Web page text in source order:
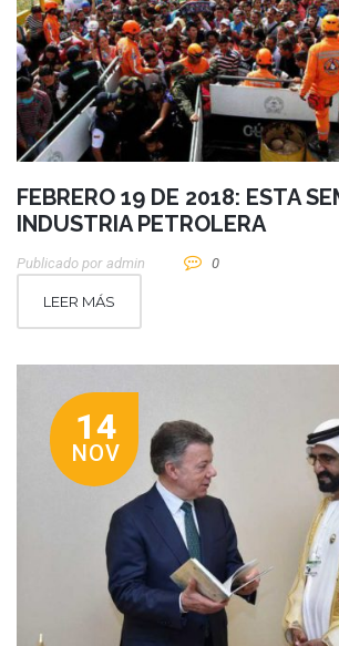
FEBRERO 19 DE 2018: ESTA
INDUSTRIA PETROLERA
Publicado por Admin 0
LEER MÁS
14
NOV